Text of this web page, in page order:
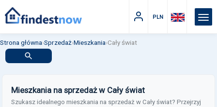
PLN
Strona główna›Sprzedaż›Mieszkania›Cały świat
Mieszkania na sprzedaż w Cały świat
Szukasz idealnego mieszkania na sprzedaż w Cały świat? Przejrzyj